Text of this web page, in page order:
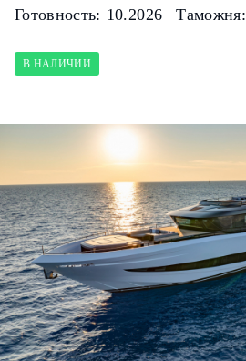
Готовность: 10.2026 Таможня:
В НАЛИЧИИ